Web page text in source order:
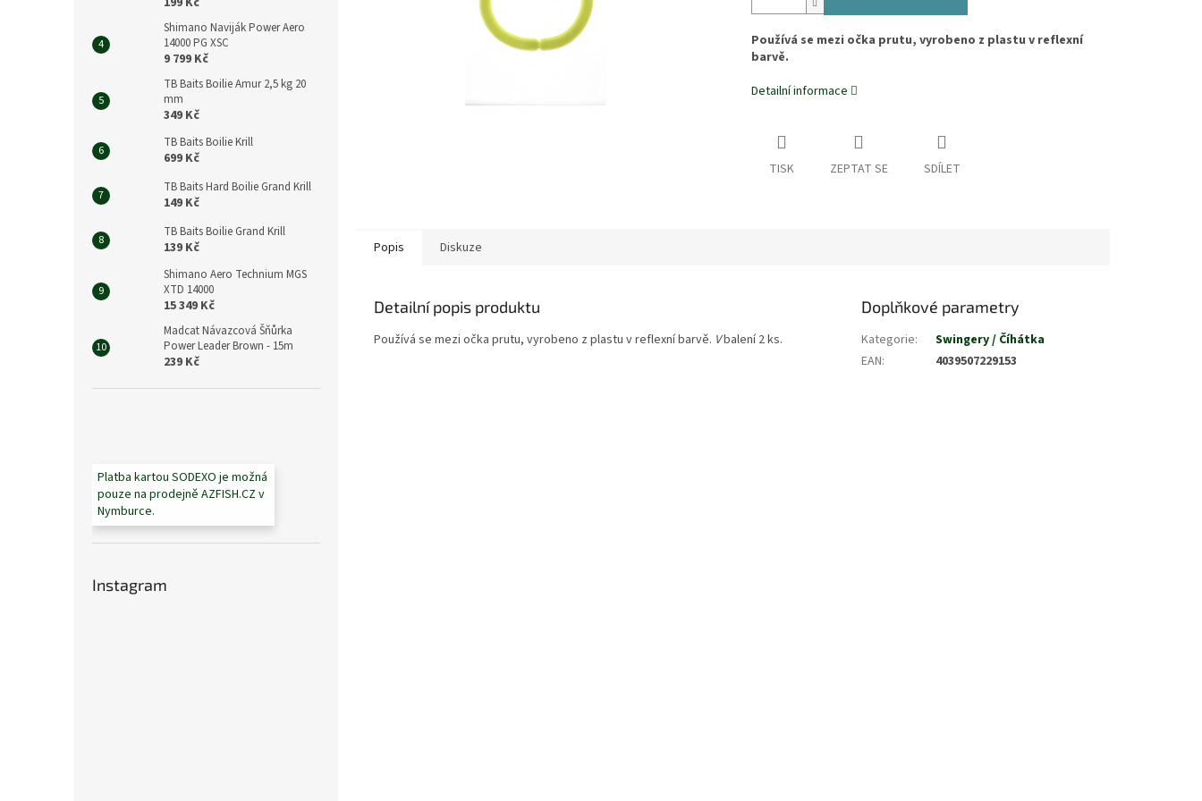
Shimano Naviják Power Aero
14000 PG XSC
9 799 Kč
TB Baits Boilie Amur 2,5 kg 20
mm
349 Kč
TB Baits Boilie Krill
699 Kč
TB Baits Hard Boilie Grand Krill
149 Kč
TB Baits Boilie Grand Krill
139 Kč
Shimano Aero Technium MGS
XTD 14000
15 349 Kč
Madcat Návazcová Šňůrka
Power Leader Brown - 15m
239 Kč
Platba kartou SODEXO je možná
pouze na prodejně AZFISH.CZ v
Nymburce.
Instagram
Používá se mezi očka prutu, vyrobeno z plastu v reflexní
barvě.
Detailní informace
TISK ZEPTAT SE SDÍLET
Popis Diskuze
Detailní popis produktu
Používá se mezi očka prutu, vyrobeno z plastu v reflexní barvě. Vbalení 2 ks.
Doplňkové parametry
Kategorie:
Swingery / Číhátka
EAN: 4039507229153